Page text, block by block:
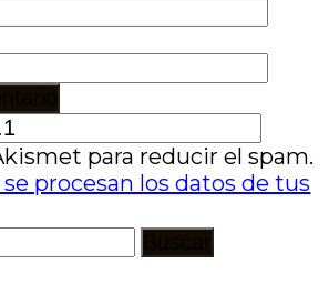
para reducir el spam.
procesan los datos de tus